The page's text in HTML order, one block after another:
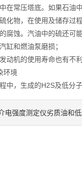
在常压塔底。如果石油
物，在使用及储存过程
腐蚀。汽油中的硫还可
和燃油泵磨损；
机的使用寿命也有不利
境
，生成的H2S及低分子
电强度测定仪劣质油和